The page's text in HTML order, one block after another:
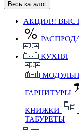
Весь каталог
АКЦИЯ!!
КУХНЯ
ГАРНИТУРЫ
КНИЖКИ
ТАБУРЕТЫ